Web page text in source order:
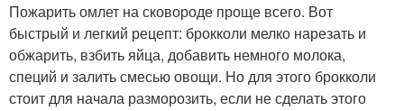
Пожарить омлет на сковороде проще всего. Вот
быстрый и легкий рецепт: брокколи мелко нарезать и
обжарить, взбить яйца, добавить немного молока,
специй и залить смесью овощи. Но для этого брокколи
стоит для начала разморозить, если не сделать этого